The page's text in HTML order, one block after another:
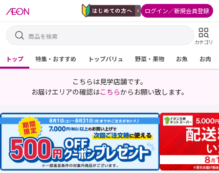
ログイン／新規会員登録
カテゴリ
トップ 特集・おすすめ トップバリュ 野菜・果物 お魚 お肉
こちらは見学店舗です。
お届けエリアの確認はこちらからお願い致します。